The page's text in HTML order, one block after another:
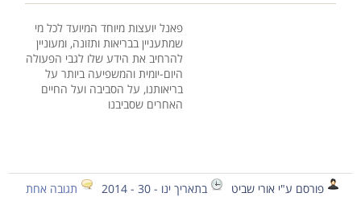
פאנל יועצות מיוחד המיועד לכל מי
שמתעניין בבריאות ותזונה, ומעוניין
להרחיב את הידע שלו לגבי הפעולה
היום-יומית והמשפיעה ביותר על
בריאותנו, על הסביבה ועל החיים
האחרים שסביבנו
פורסם ע"י אורי שביט בתאריך ינו - 30 - 2014
תגובה אחת